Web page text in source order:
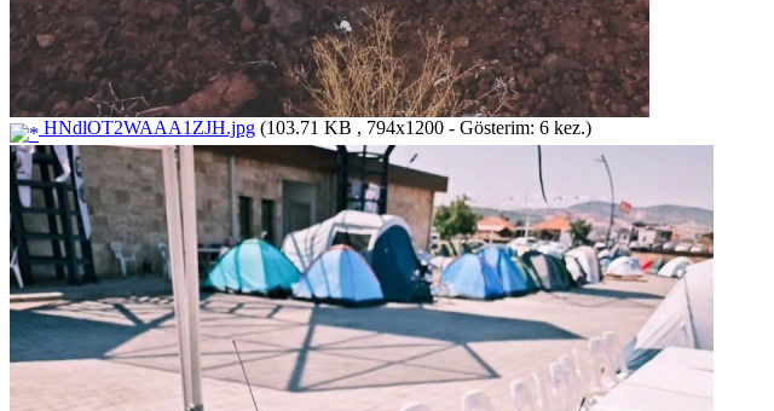
HNdlOT2WAAA1ZJH.jpg (103.71 KB , 794x1200 - Gösterim: 6 kez.)